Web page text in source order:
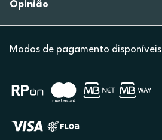
Opinião
Modos de pagamento disponíveis